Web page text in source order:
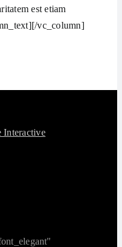
est etiam
vc_column]
Interactive